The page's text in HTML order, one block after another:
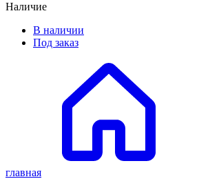
Наличие
В наличии
Под заказ
главная